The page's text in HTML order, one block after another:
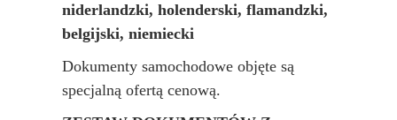
niderlandzki, holenderski, flamandzki,
belgijski, niemiecki
Dokumenty samochodowe objęte są
specjalną ofertą cenową.